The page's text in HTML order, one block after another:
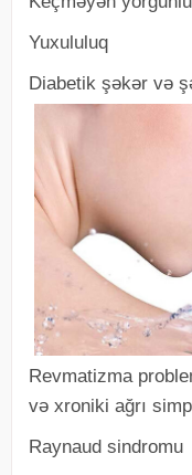
Yuxululuq
Diabetik şəkər və
Revmatizma
və xroniki ağrı
Raynaud sindromu